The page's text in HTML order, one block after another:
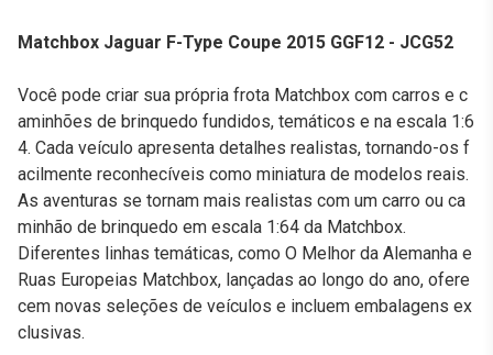
Matchbox Jaguar F-Type Coupe 2015 GGF12 - JCG52
Você pode criar sua própria frota Matchbox com carros e c
aminhões de brinquedo fundidos, temáticos e na escala 1:6
4. Cada veículo apresenta detalhes realistas, tornando-os f
acilmente reconhecíveis como miniatura de modelos reais.
As aventuras se tornam mais realistas com um carro ou ca
minhão de brinquedo em escala 1:64 da Matchbox.
Diferentes linhas temáticas, como O Melhor da Alemanha e
Ruas Europeias Matchbox, lançadas ao longo do ano, ofere
cem novas seleções de veículos e incluem embalagens ex
clusivas.